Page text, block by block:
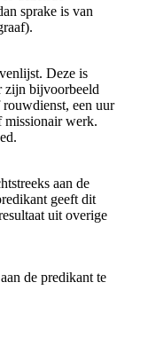
sprake is van
Deze is
zijn bijvoorbeeld
een uur
missionair werk.
aan de
geeft dit
uit overige
de predikant te